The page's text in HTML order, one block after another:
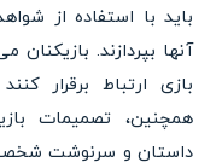
باید با استفاده از
آنها بپردازند.
بازی ارتباط برقرار
همچنین، تصمیمات
داستان و سرنوشت